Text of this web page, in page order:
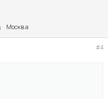
Москва
#4